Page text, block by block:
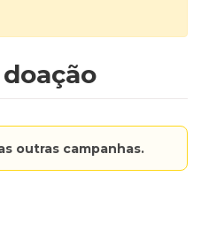
outras campanhas.